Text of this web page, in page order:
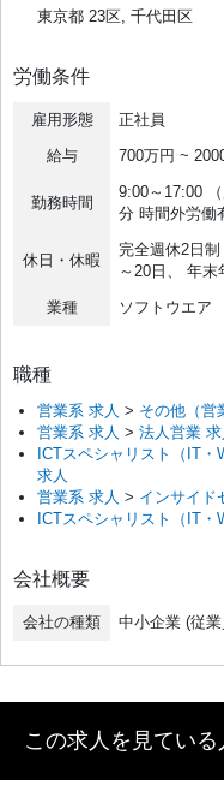
東京都 23区, 千代田区
労働条件
雇用形態
正社員
給与
700万円 ~
勤務時間
9:00～17:00
分 時間外労働
休日・休暇
完全週休2日
～20日、 年末
業種
ソフトウエア
職種
営業系 求人 > その他（営
営業系 求人 > 法人営業 求
ICTスペシャリスト（IT・
求人
営業系 求人 > インサイド
ICTスペシャリスト（IT・
会社概要
会社の種類 中小企業 (従
この求人を見てい